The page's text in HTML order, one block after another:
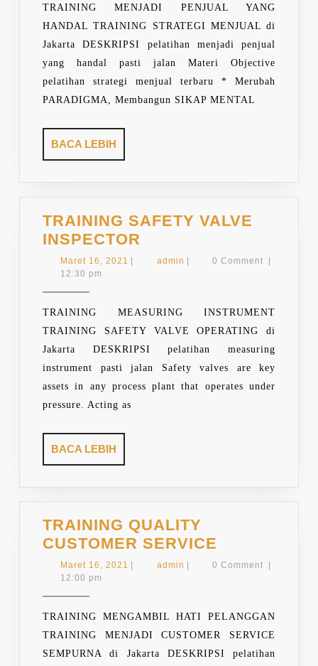
TRAINING MENJADI PENJUAL YANG
HANDAL TRAINING STRATEGI MENJUAL di
Jakarta DESKRIPSI pelatihan menjadi penjual
yang handal pasti jalan Materi Objective
pelatihan strategi menjual terbaru * Merubah
PARADIGMA, Membangun SIKAP MENTAL
BACA LEBIH
LEBIH
TRAINING SAFETY VALVE
INSPECTOR
SAFETY
Maret 16, 2021 Maret
| admin admin
| 0 Comment
|
12:30 pm
TRAINING MEASURING INSTRUMENT
TRAINING SAFETY VALVE OPERATING di
Jakarta DESKRIPSI pelatihan measuring
instrument pasti jalan Safety valves are key
assets in any process plant that operates under
pressure. Acting as
BACA LEBIH
LEBIH
TRAINING QUALITY
CUSTOMER SERVICE
QUALITY
Maret 16, 2021 Maret
admin admin 0 Comment
12:00 pm
TRAINING MENGAMBIL HATI PELANGGAN
TRAINING MENJADI CUSTOMER SERVICE
SEMPURNA di Jakarta DESKRIPSI pelatihan